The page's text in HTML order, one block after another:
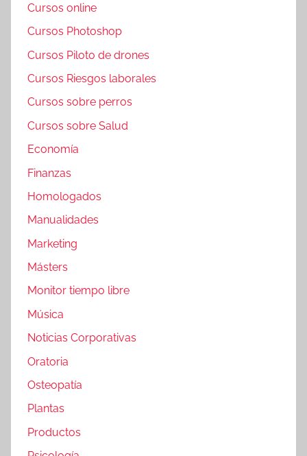
Cursos online
Cursos Photoshop
Cursos Piloto de drones
Cursos Riesgos laborales
Cursos sobre perros
Cursos sobre Salud
Economía
Finanzas
Homologados
Manualidades
Marketing
Másters
Monitor tiempo libre
Música
Noticias Corporativas
Oratoria
Osteopatía
Plantas
Productos